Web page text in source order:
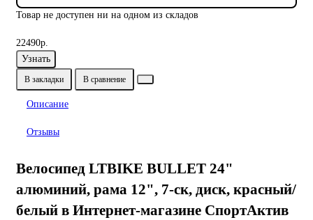
Товар не доступен ни на одном из складов
22490р.
Узнать
В закладки В сравнение
Описание
Отзывы
Велосипед LTBIKE BULLET 24"
алюминий, рама 12", 7-ск, диск, красный/
белый в Интернет-магазине СпортАктив